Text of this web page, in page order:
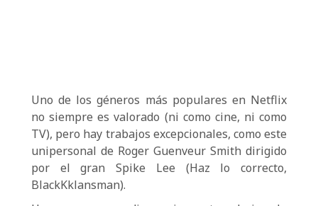
Uno de los géneros más populares en Netflix
no siempre es valorado (ni como cine, ni como
TV), pero hay trabajos excepcionales, como este
unipersonal de Roger Guenveur Smith dirigido
por el gran Spike Lee (Haz lo correcto,
BlackKklansman).